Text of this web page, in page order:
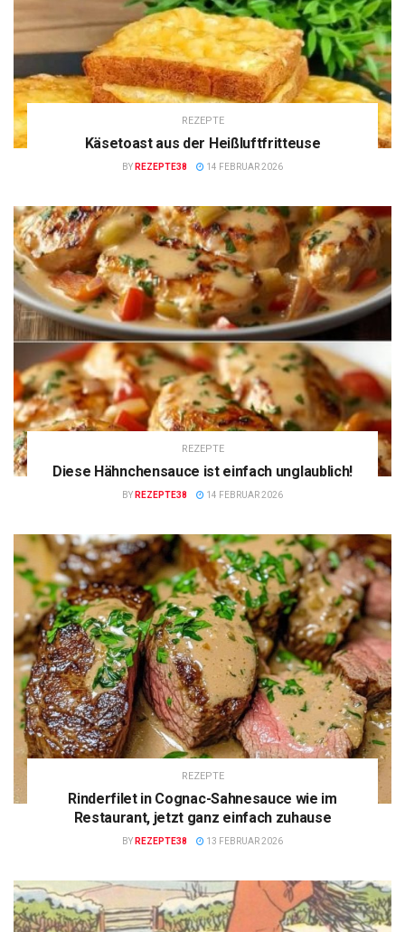
REZEPTE
Käsetoast aus der Heißluftfritteuse
BY REZEPTE38 14 FEBRUAR 2026
REZEPTE
Diese Hähnchensauce ist einfach unglaublich!
BY REZEPTE38 14 FEBRUAR 2026
REZEPTE
Rinderfilet in Cognac-Sahnesauce wie im
Restaurant, jetzt ganz einfach zuhause
BY REZEPTE38 13 FEBRUAR 2026